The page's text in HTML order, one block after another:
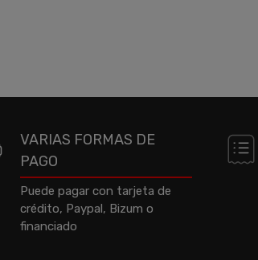
VARIAS FORMAS DE
PAGO
Puede pagar con tarjeta de
crédito, Paypal, Bizum o
financiado